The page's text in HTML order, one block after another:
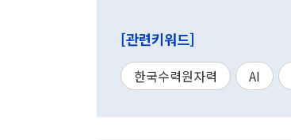
[관련키워드]
한국수력원자력 AI